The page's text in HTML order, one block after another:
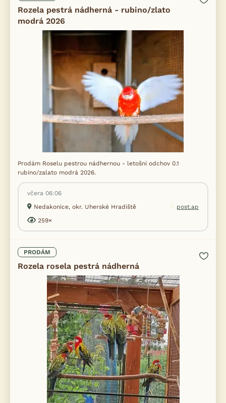
Rozela pestrá nádherná - rubino/zlato
modrá 2026
Prodám Roselu pestrou nádhernou - letošní odchov 0.1
rubino/zalato modrá 2026.
včera 06:06
Nedakonice, okr. Uherské Hradiště
post.ap
259×
PRODÁM
Rozela rosela pestrá nádherná